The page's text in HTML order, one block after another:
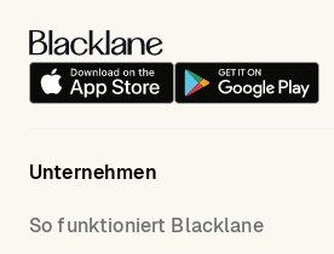
Unternehmen
So funktioniert Blacklane